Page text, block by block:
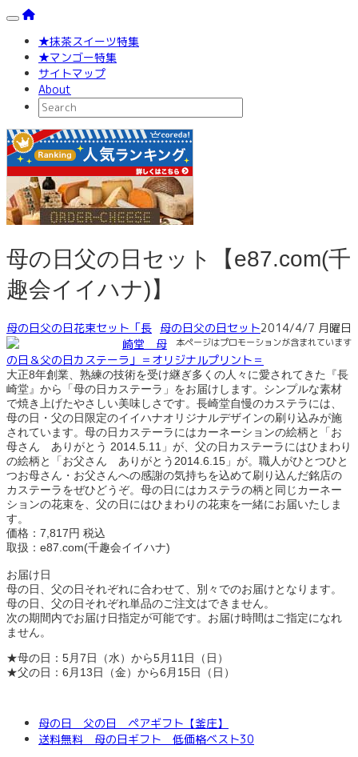
Toggle navigation
★抹茶スイーツ特集
★マンゴー特集
サイトマップ
About
母の日父の日セット【e87.com(千
趣会イイハナ)】
2014/4/7 月曜日
母の日父の日セット
本ページはプロモーションが含まれています
母の日父の日花束セット「長
崎堂 母
の日＆父の日カステーラ」＝オリジナルプリント＝
大正8年創業、熟練の技術を受け継ぎ多くの人々に愛されてきた『長
崎堂』から「母の日カステーラ」をお届けします。シンプルな素材
で焼き上げたやさしい美味しさです。長崎堂自慢のカステラには、
母の日・父の日限定のイイハナオリジナルデザインの刷り込みが施
されています。母の日カステーラにはカーネーションの絵柄と「お
母さん ありがとう 2014.5.11」が、父の日カステーラにはひまわり
の絵柄と「お父さん ありがとう2014.6.15」が。職人がひとつひと
つお母さん・お父さんへの感謝の気持ちを込めて刷り込んだ銘店の
カステーラをぜひどうぞ。母の日にはカステラの柄と同じカーネー
ションの花束を、父の日にはひまわりの花束を一緒にお届いたしま
す。
価格：7,817円 税込
取扱：e87.com(千趣会イイハナ)
お届け日
母の日、父の日それぞれに合わせて、別々でのお届けとなります。
母の日、父の日それぞれ単品のご注文はできません。
次の期間内でお届け日指定が可能です。お届け時間はご指定になれ
ません。
★母の日：5月7日（水）から5月11日（日）
★父の日：6月13日（金）から6月15日（日）
母の日 父の日 ペアギフト【釜庄】
送料無料 母の日ギフト 低価格ベスト30